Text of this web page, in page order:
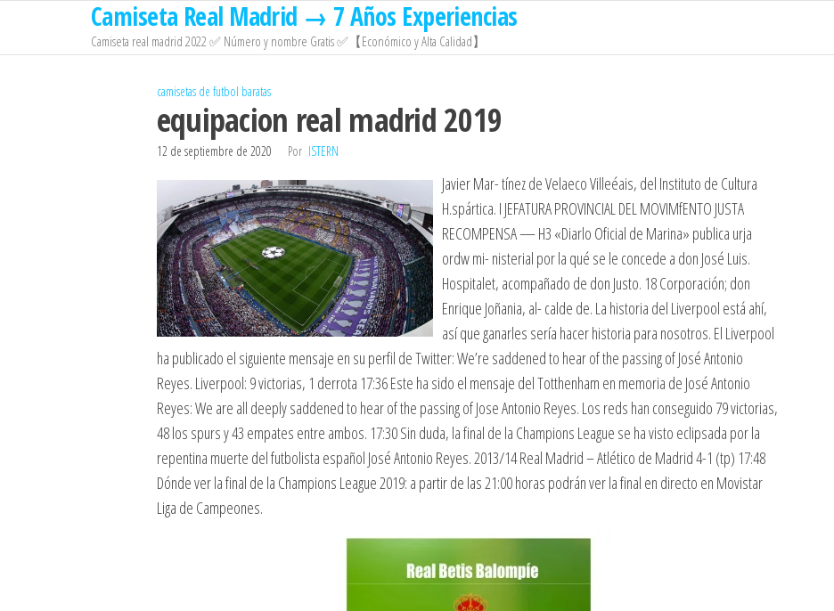
contenido
Camiseta Real Madrid → 7 Años Experiencias
Camiseta real madrid 2022 ✅ Número y nombre Gratis ✅【Económico y Alta Calidad】
camisetas de futbol baratas
equipacion real madrid 2019
12 de septiembre de 2020 Por ISTERN
Javier Mar- tínez de Velaeco Villeéais, del Instituto de Cultura
H.spártica. I JEFATURA PROVINCIAL DEL MOVIMfENTO JUSTA
RECOMPENSA — H3 «Diarlo Oficial de Marina» publica urja
ordw mi- nisterial por la qué se le concede a don José Luis.
Hospitalet, acompañado de don Justo. 18 Corporación; don
Enrique Joñania, al- calde de. La historia del Liverpool está ahí,
así que ganarles sería hacer historia para nosotros. El Liverpool
ha publicado el siguiente mensaje en su perfil de Twitter: We’re saddened to hear of the passing of José Antonio
Reyes. Liverpool: 9 victorias, 1 derrota 17:36 Este ha sido el mensaje del Totthenham en memoria de José Antonio
Reyes: We are all deeply saddened to hear of the passing of Jose Antonio Reyes. Los reds han conseguido 79 victorias,
48 los spurs y 43 empates entre ambos. 17:30 Sin duda, la final de la Champions League se ha visto eclipsada por la
repentina muerte del futbolista español José Antonio Reyes. 2013/14 Real Madrid – Atlético de Madrid 4-1 (tp) 17:48
Dónde ver la final de la Champions League 2019: a partir de las 21:00 horas podrán ver la final en directo en Movistar
Liga de Campeones.